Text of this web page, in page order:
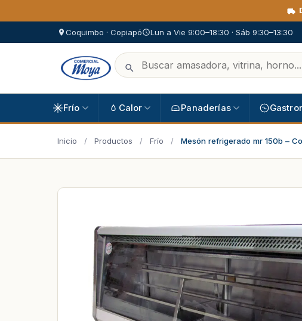
Coquimbo · Copiapó Lun a Vie 9:00–18:30 · Sáb 9:30–13:30
Frío Calor Panaderías
Inicio / Productos / Frío / Mesón refrigerado mr 150b –